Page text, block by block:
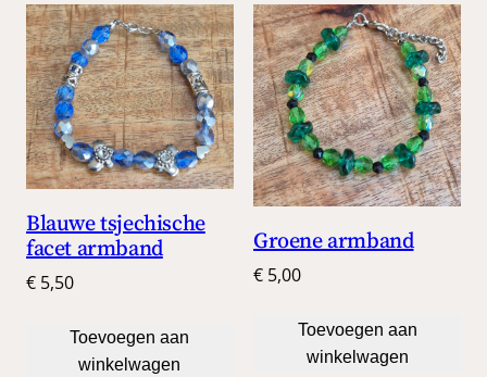
Blauwe tsjechische
facet armband
€ 5,50
Toevoegen aan
winkelwagen
Groene armband
€ 5,00
Toevoegen aan
winkelwagen